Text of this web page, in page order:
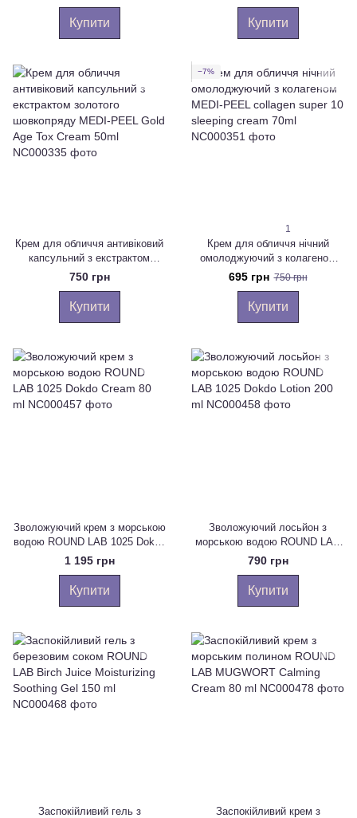
Купити Купити
Крем для обличчя антивіковий
капсульний з екстрактом
золотого шовкопряду MEDI-
PEEL Gold Age Tox Cream 50ml
750 грн
Купити
−7%
1
Крем для обличчя нічний
омолоджуючий з колагеном
MEDI-PEEL collagen super 10
sleeping cream 70ml
695 грн 750 грн
Купити
Зволожуючий крем з морською
водою ROUND LAB 1025 Dokdo
Cream 80 ml
1 195 грн
Купити
Зволожуючий лосьйон з
морською водою ROUND LAB
1025 Dokdo Lotion 200 ml
790 грн
Купити
Заспокійливий гель з
Заспокійливий крем з